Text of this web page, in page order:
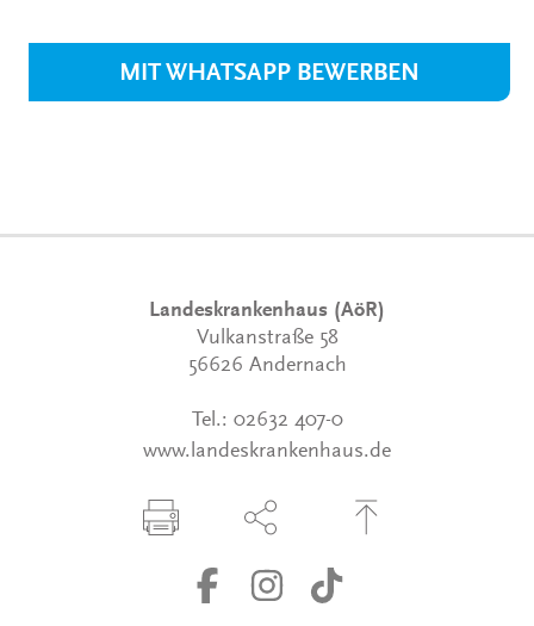
MIT WHATSAPP BEWERBEN
Landeskrankenhaus (AöR)
Vulkanstraße 58
56626 Andernach
Tel.: 02632 407-0
www.landeskrankenhaus.de